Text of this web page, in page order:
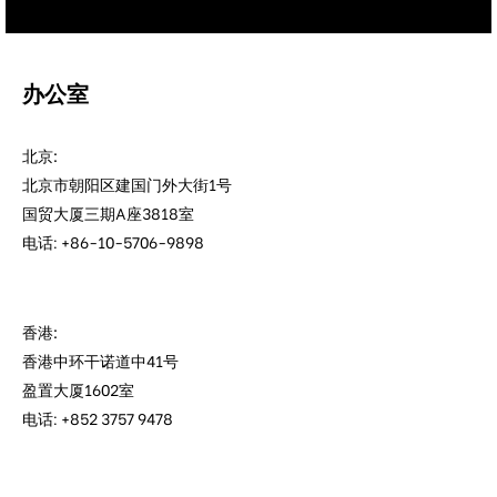
办公室
北京:
北京市朝阳区建国门外大街1号
国贸大厦三期A座3818室
电话: +86-10-5706-9898
香港:
香港中环干诺道中41号
盈置大厦1602室
电话: +852 3757 9478